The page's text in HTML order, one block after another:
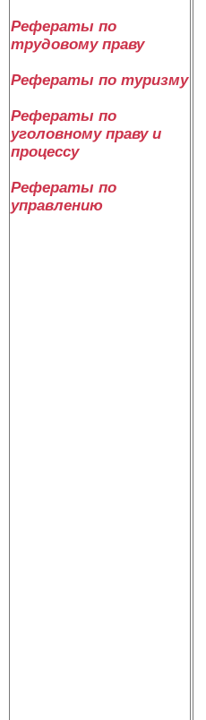
Рефераты по
трудовому праву
Рефераты по туризму
Рефераты по
уголовному праву и
процессу
Рефераты по
управлению